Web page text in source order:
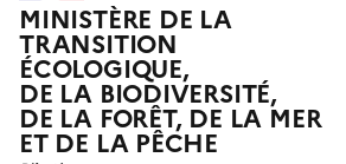
MINISTÈRE DE LA
TRANSITION
ÉCOLOGIQUE,
DE LA BIODIVERSITÉ,
DE LA FORÊT, DE LA MER
ET DE LA PÊCHE